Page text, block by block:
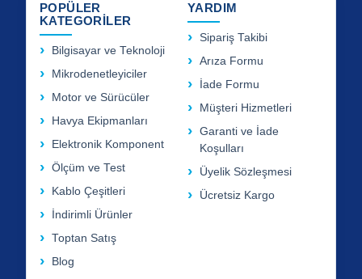
POPÜLER
KATEGORİLER
Bilgisayar ve Teknoloji
Mikrodenetleyiciler
Motor ve Sürücüler
Havya Ekipmanları
Elektronik Komponent
Ölçüm ve Test
Kablo Çeşitleri
İndirimli Ürünler
Toptan Satış
Blog
YARDIM
Sipariş Takibi
Arıza Formu
İade Formu
Müşteri Hizmetleri
Garanti ve İade
Koşulları
Üyelik Sözleşmesi
Ücretsiz Kargo